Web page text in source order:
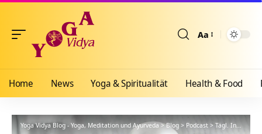
Aa
Home News Yoga & Spiritualität Health & Food
Yoga Vidya Blog - Yoga, Meditation und Ayurveda>Blog > Podcast> Tägl. Inspiration